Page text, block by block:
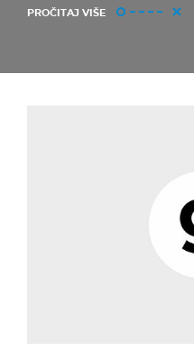
PROČITAJ VIŠE